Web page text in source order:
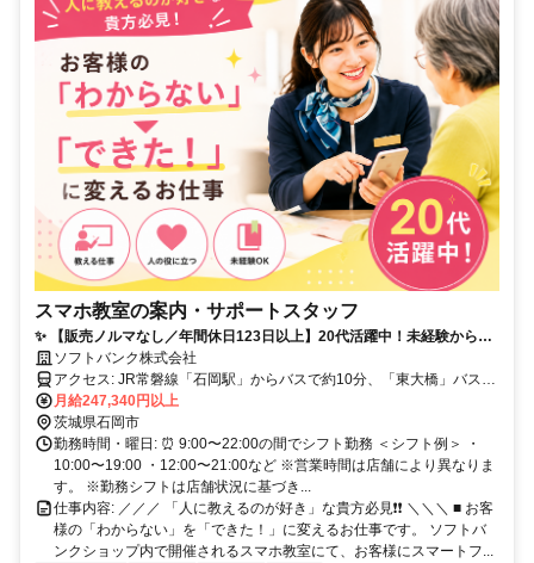
スマホ教室の案内・サポートスタッフ
✨ 【販売ノルマなし／年間休日123日以上】20代活躍中！未経験から
「スマホの先生」としてお客様の笑顔を引き出すお仕事です
ソフトバンク株式会社
アクセス: JR常磐線「石岡駅」からバスで約10分、「東大橋」バス停
下車 徒歩約5分
月給247,340円以上
茨城県石岡市
勤務時間・曜日: ⏰ 9:00〜22:00の間でシフト勤務 ＜シフト例＞ ・
10:00〜19:00 ・12:00〜21:00など ※営業時間は店舗により異なりま
す。 ※勤務シフトは店舗状況に基づき...
仕事内容: ／／／ 「人に教えるのが好き」な貴方必見❗❗ ＼＼＼ ■ お客
様の「わからない」を「できた！」に変えるお仕事です。 ソフトバ
ンクショップ内で開催されるスマホ教室にて、お客様にスマートフ...